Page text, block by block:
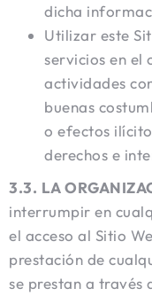
dicha
Utilizar este
servicios en el
actividades
buenas
o efectos
derechos e
3.3. LA
interrumpir en
el acceso al Sitio
prestación de
se prestan a través